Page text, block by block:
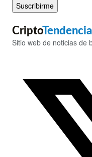
Suscribirme
Cripto
Sitio web de noticias de